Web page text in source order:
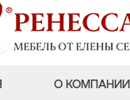
О КОМПАНИИ